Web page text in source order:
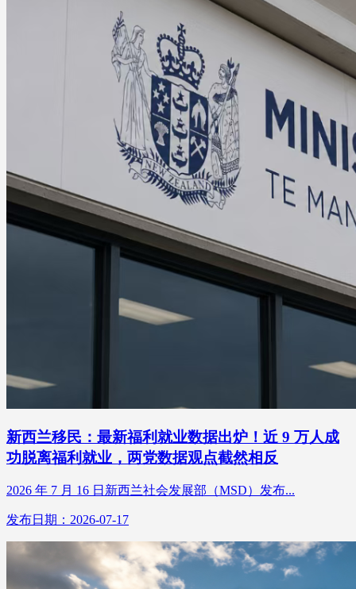
新西兰移民：最新福利就业数据出炉！近 9 万人成
功脱离福利就业，两党数据观点截然相反
2026 年 7 月 16 日新西兰社会发展部（MSD）发布...
发布日期：2026-07-17